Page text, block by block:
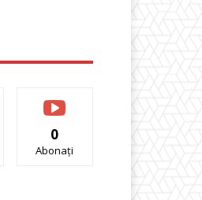
0
Abonați